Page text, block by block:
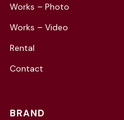
Works – Photo
Works – Video
Rental
Contact
BRAND